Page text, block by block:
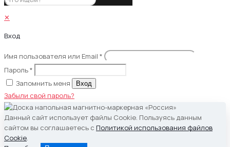
✕
Вход
Имя пользователя или Email *
Пароль*
Запомнить меня
Вход
Забыли свой пароль?
Данный сайт использует файлы Cookie. Пользуясь данным
сайтом вы соглашаетесь с Политикой использования файлов
Cookie